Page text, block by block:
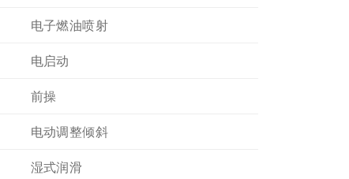
电子燃油喷射
电启动
前操
电动调整倾斜
湿式润滑